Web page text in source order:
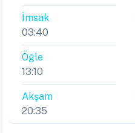
İmsak
03:40
Öğle
13:10
Akşam
20:35